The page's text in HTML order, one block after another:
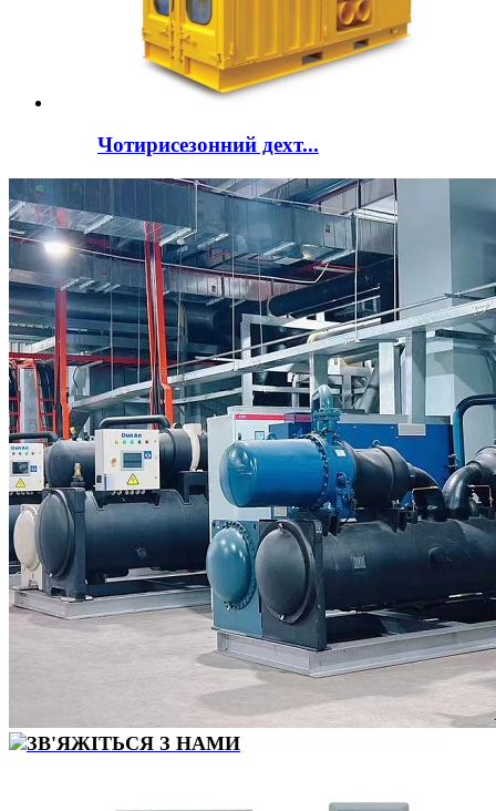
Чотирисезонний дехт...
ЗВ'ЯЖІТЬСЯ З НАМИ